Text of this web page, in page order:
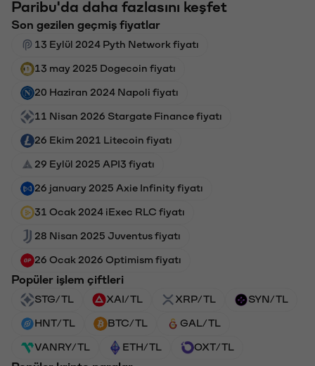
Paribu'da daha fazlasını keşfet
Son gezilen geçmiş fiyatlar
13 Eylül 2024 Pyth Network fiyatı
13 may 2025 Dogecoin fiyatı
20 Haziran 2024 Napoli fiyatı
11 Nisan 2026 Stargate Finance fiyatı
26 Ekim 2021 Litecoin fiyatı
29 Eylül 2025 API3 fiyatı
26 january 2025 Axie Infinity fiyatı
31 Ocak 2024 iExec RLC fiyatı
28 Nisan 2025 Juventus fiyatı
26 Ocak 2026 Optimism fiyatı
Popüler işlem çiftleri
STG/TL XAI/TL XRP/TL SYN/TL
HNT/TL BTC/TL GAL/TL
VANRY/TL ETH/TL OXT/TL